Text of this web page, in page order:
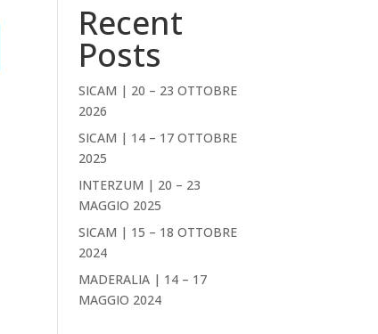
Recent
Posts
SICAM | 20 – 23 OTTOBRE
2026
SICAM | 14 – 17 OTTOBRE
2025
INTERZUM | 20 – 23
MAGGIO 2025
SICAM | 15 – 18 OTTOBRE
2024
MADERALIA | 14 – 17
MAGGIO 2024